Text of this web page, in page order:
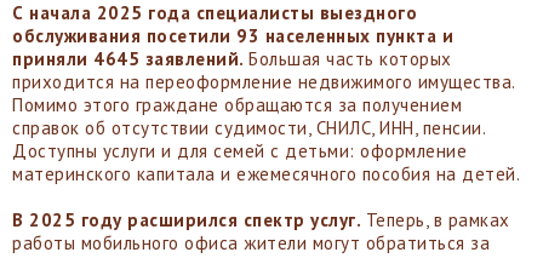
С начала 2025 года специалисты выездного
обслуживания посетили 93 населенных пункта и
приняли 4645 заявлений. Большая часть которых
приходится на переоформление недвижимого имущества.
Помимо этого граждане обращаются за получением
справок об отсутствии судимости, СНИЛС, ИНН, пенсии.
Доступны услуги и для семей с детьми: оформление
материнского капитала и ежемесячного пособия на детей.
В 2025 году расширился спектр услуг. Теперь, в рамках
работы мобильного офиса жители могут обратиться за